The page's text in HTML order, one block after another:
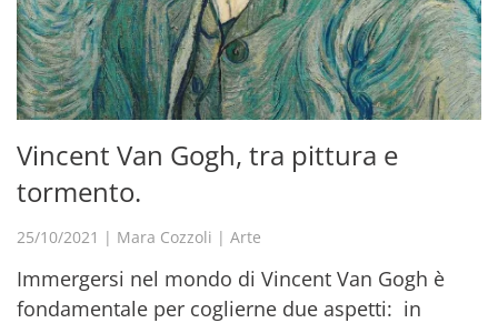
Vincent Van Gogh, tra pittura e
tormento.
25/10/2021 | Mara Cozzoli | Arte
Immergersi nel mondo di Vincent Van Gogh è
fondamentale per coglierne due aspetti: in